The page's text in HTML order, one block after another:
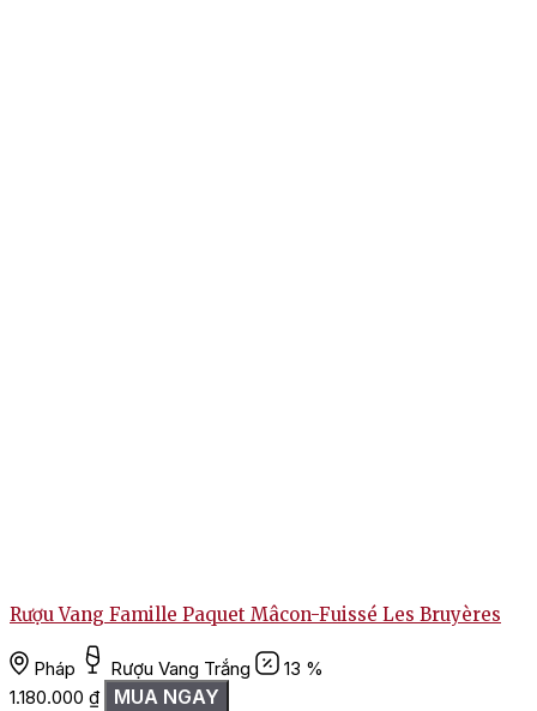
Rượu Vang Famille Paquet Mâcon-Fuissé Les Bruyères
Pháp Rượu Vang Trắng
13 %
1.180.000 ₫ MUA NGAY